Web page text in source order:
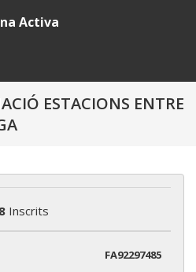
Activa
ESTACIONS ENTRE
Inscrits
FA92297485